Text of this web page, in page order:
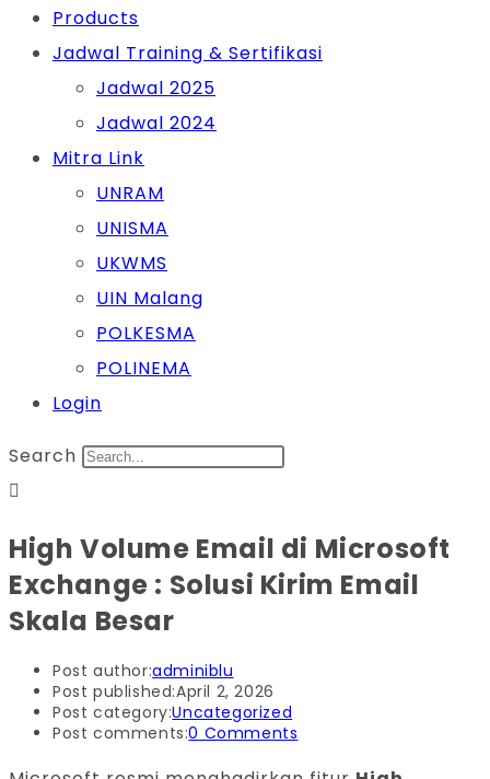
Products
Jadwal Training & Sertifikasi
Jadwal 2025
Jadwal 2024
Mitra Link
UNRAM
UNISMA
UKWMS
UIN Malang
POLKESMA
POLINEMA
Login
Search
High Volume Email di Microsoft
Exchange : Solusi Kirim Email
Skala Besar
Post author:adminiblu
Post published:April 2, 2026
Post category:Uncategorized
Post comments:0 Comments